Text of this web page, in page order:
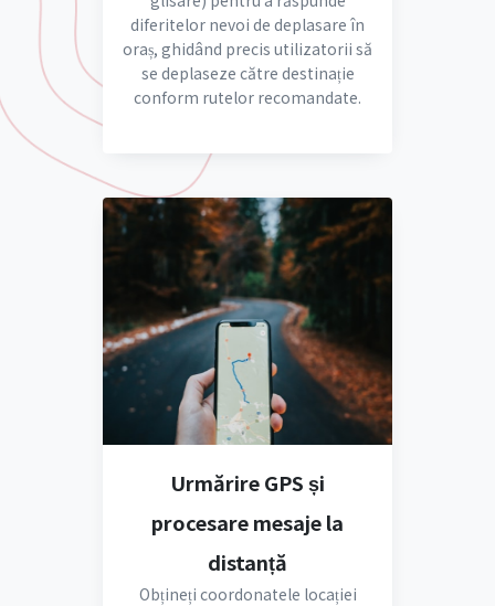
diferitelor nevoi de deplasare în
oraș, ghidând precis utilizatorii să
se deplaseze către destinație
conform rutelor recomandate.
Urmărire GPS și
procesare mesaje la
distanță
Obțineți coordonatele locației